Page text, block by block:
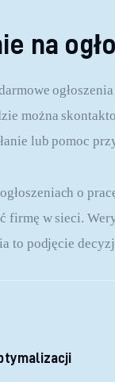
na
można
lub pomoc
o
firmę w sieci.
to podjęcie